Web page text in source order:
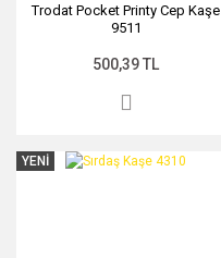
Trodat Pocket Printy Cep Kaşe
9511
500,39 TL
YENİ